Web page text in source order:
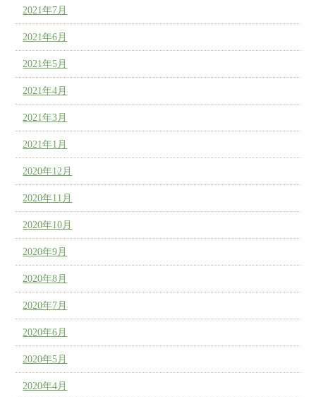
2021年7月
2021年6月
2021年5月
2021年4月
2021年3月
2021年1月
2020年12月
2020年11月
2020年10月
2020年9月
2020年8月
2020年7月
2020年6月
2020年5月
2020年4月